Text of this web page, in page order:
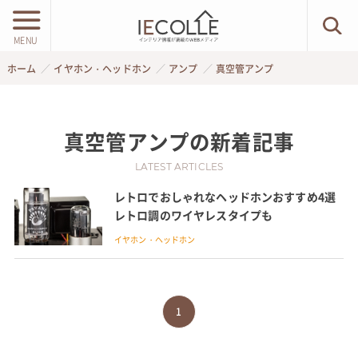
MENU
ホーム イヤホン・ヘッドホン アンプ 真空管アンプ
真空管アンプの新着記事
LATEST ARTICLES
レトロでおしゃれなヘッドホンおすすめ4選
レトロ調のワイヤレスタイプも
イヤホン・ヘッドホン
1